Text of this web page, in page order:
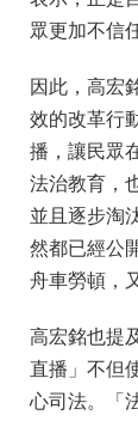
眾更加不信
因此，高宏
效的改革行
播，讓民眾
法治教育，
並且逐步淘
然都已經公
舟車勞頓，
高宏銘也提
直播」不但
心司法。「